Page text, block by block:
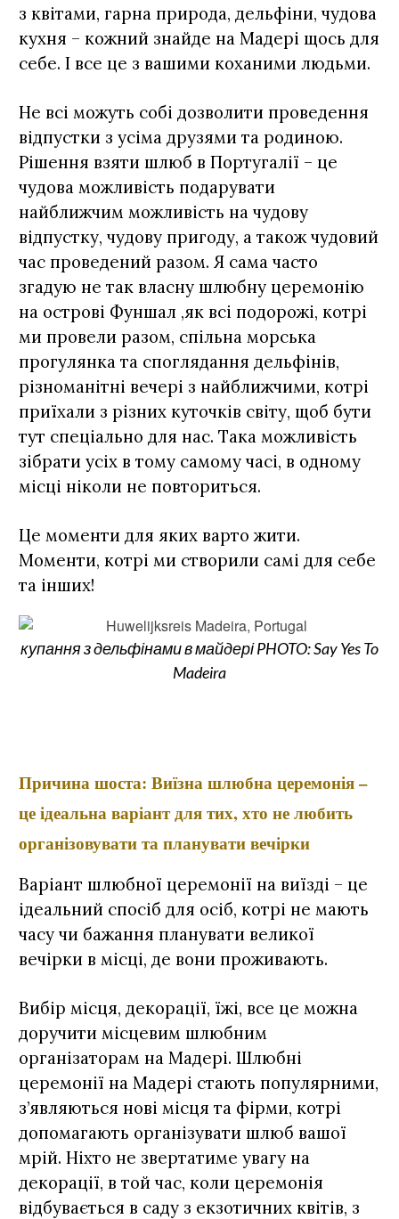
з квітами, гарна природа, дельфіни, чудова
кухня – кожний знайде на Мадері щось для
себе. І все це з вашими коханими людьми.
Не всі можуть собі дозволити проведення
відпустки з усіма друзями та родиною.
Рішення взяти шлюб в Португалії – це
чудова можливість подарувати
найближчим можливість на чудову
відпустку, чудову пригоду, а також чудовий
час проведений разом. Я сама часто
згадую не так власну шлюбну церемонію
на острові Фуншал ,як всі подорожі, котрі
ми провели разом, спільна морська
прогулянка та споглядання дельфінів,
різноманітні вечері з найближчими, котрі
приїхали з різних куточків світу, щоб бути
тут спеціально для нас. Така можливість
зібрати усіх в тому самому часі, в одному
місці ніколи не повториться.
Це моменти для яких варто жити.
Моменти, котрі ми створили самі для себе
та інших!
купання з дельфінами в майдері PHOTO: Say Yes To
Madeira
Причина шоста: Виїзна шлюбна церемонія –
це ідеальна варіант для тих, хто не любить
організовувати та планувати вечірки
Варіант шлюбної церемонії на виїзді – це
ідеальний спосіб для осіб, котрі не мають
часу чи бажання планувати великої
вечірки в місці, де вони проживають.
Вибір місця, декорації, їжі, все це можна
доручити місцевим шлюбним
організаторам на Мадері. Шлюбні
церемонії на Мадері стають популярними,
з’являються нові місця та фірми, котрі
допомагають організувати шлюб вашої
мрій. Ніхто не звертатиме увагу на
декорації, в той час, коли церемонія
відбувається в саду з екзотичних квітів, з